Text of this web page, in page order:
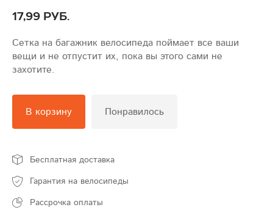
17,99 руб.
Сетка на багажник велосипеда поймает все ваши
вещи и не отпустит их, пока вы этого сами не
захотите.
В корзину Понравилось
Бесплатная доставка
Гарантия на велосипеды
Рассрочка оплаты